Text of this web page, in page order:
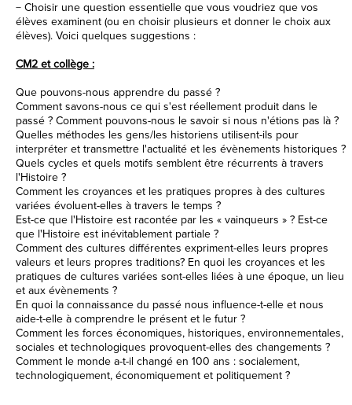
− Choisir une question essentielle que vous voudriez que vos
élèves examinent (ou en choisir plusieurs et donner le choix aux
élèves). Voici quelques suggestions :
CM2 et collège :
Que pouvons-nous apprendre du passé ?
Comment savons-nous ce qui s'est réellement produit dans le
passé ? Comment pouvons-nous le savoir si nous n'étions pas là ?
Quelles méthodes les gens/les historiens utilisent-ils pour
interpréter et transmettre l'actualité et les évènements historiques ?
Quels cycles et quels motifs semblent être récurrents à travers
l'Histoire ?
Comment les croyances et les pratiques propres à des cultures
variées évoluent-elles à travers le temps ?
Est-ce que l'Histoire est racontée par les « vainqueurs » ? Est-ce
que l'Histoire est inévitablement partiale ?
Comment des cultures différentes expriment-elles leurs propres
valeurs et leurs propres traditions? En quoi les croyances et les
pratiques de cultures variées sont-elles liées à une époque, un lieu
et aux évènements ?
En quoi la connaissance du passé nous influence-t-elle et nous
aide-t-elle à comprendre le présent et le futur ?
Comment les forces économiques, historiques, environnementales,
sociales et technologiques provoquent-elles des changements ?
Comment le monde a-t-il changé en 100 ans : socialement,
technologiquement, économiquement et politiquement ?